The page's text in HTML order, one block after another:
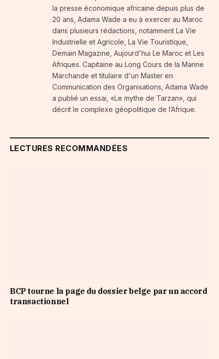
la presse économique africaine depuis plus de
20 ans, Adama Wade a eu à exercer au Maroc
dans plusieurs rédactions, notamment La Vie
Industrielle et Agricole, La Vie Touristique,
Demain Magazine, Aujourd'hui Le Maroc et Les
Afriques. Capitaine au Long Cours de la Marine
Marchande et titulaire d'un Master en
Communication des Organisations, Adama Wade
a publié un essai, «Le mythe de Tarzan», qui
décrit le complexe géopolitique de l’Afrique.
LECTURES RECOMMANDÉES
BCP tourne la page du dossier belge par un accord
transactionnel